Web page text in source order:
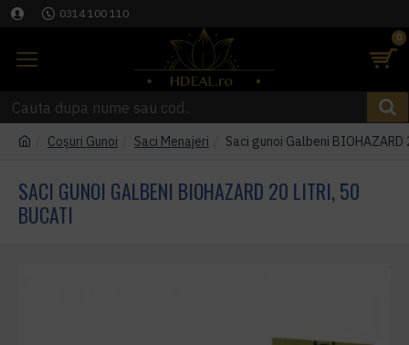
0314 100 110
0
Coşuri Gunoi Saci Menajeri Saci gunoi Galbeni
SACI GUNOI GALBENI BIOHAZARD 20 LITRI, 50
BUCATI